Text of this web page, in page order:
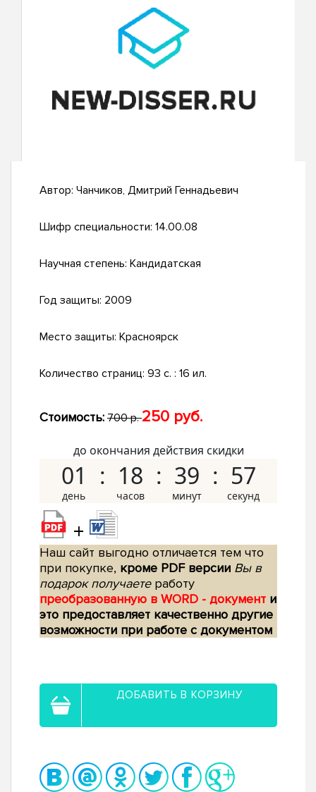
Автор: Чанчиков, Дмитрий Геннадьевич
Шифр специальности: 14.00.08
Научная степень: Кандидатская
Год защиты: 2009
Место защиты: Красноярск
Количество страниц: 93 с. : 16 ил.
Стоимость: 700 р.250 руб.
до окончания действия скидки
01 18 39 57
+
Наш сайт выгодно отличается тем что
при покупке, кроме PDF версии Вы в
подарок получаетеработу
преобразованную в WORD - документ и
это предоставляет качественно другие
возможности при работе с документом
ДОБАВИТЬ В КОРЗИНУ